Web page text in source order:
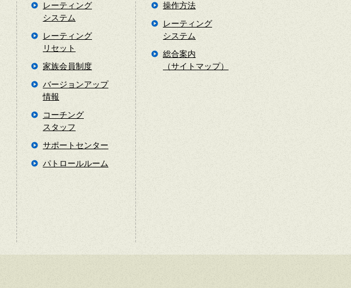
レーティング
システム
レーティング
リセット
家族会員制度
バージョンアップ
情報
コーチング
スタッフ
サポートセンター
パトロールルーム
操作方法
レーティング
システム
総合案内
（サイトマップ）